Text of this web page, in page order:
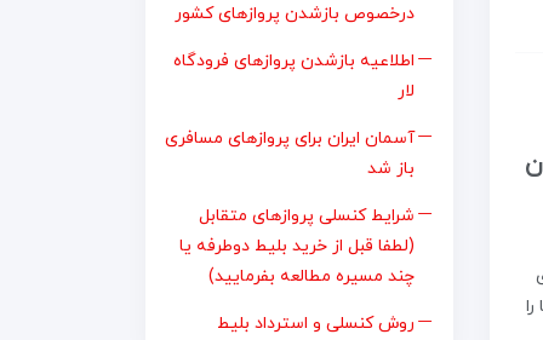
زمان
درخصوص بازشدن پروازهای کشور
اطلاعیه بازشدن پروازهای فرودگاه
لار
آسمان ایران برای پروازهای مسافری
باز شد
شرایط کنسلی پروازهای متقابل
(لطفا قبل از خرید بلیط دوطرفه یا
چند مسیره مطالعه بفرمایید)
روش کنسلی و استرداد بلیط